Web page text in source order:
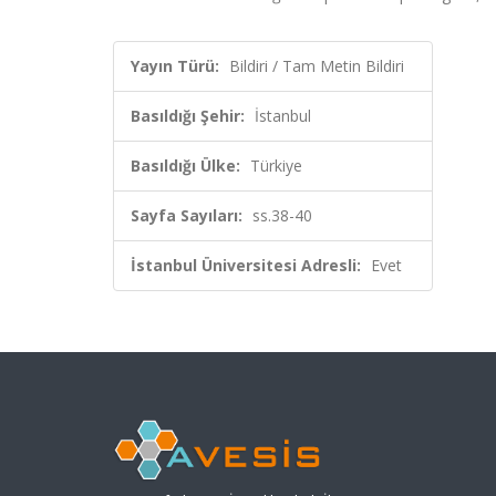
Yayın Türü: Bildiri / Tam Metin Bildiri
Basıldığı Şehir: İstanbul
Basıldığı Ülke: Türkiye
Sayfa Sayıları: ss.38-40
İstanbul Üniversitesi Adresli: Evet